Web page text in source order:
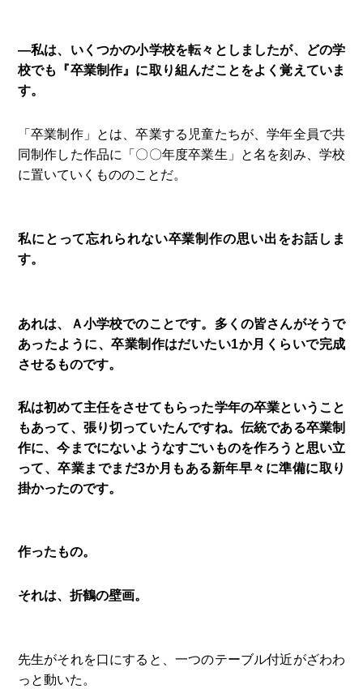
—私は、いくつかの小学校を転々としましたが、どの学
校でも『卒業制作』に取り組んだことをよく覚えていま
す。
「卒業制作」とは、卒業する児童たちが、学年全員で共
同制作した作品に「〇〇年度卒業生」と名を刻み、学校
に置いていくもののことだ。
私にとって忘れられない卒業制作の思い出をお話しま
す。
あれは、Ａ小学校でのことです。多くの皆さんがそうで
あったように、卒業制作はだいたい1か月くらいで完成
させるものです。
私は初めて主任をさせてもらった学年の卒業ということ
もあって、張り切っていたんですね。伝統である卒業制
作に、今までにないようなすごいものを作ろうと思い立
って、卒業までまだ3か月もある新年早々に準備に取り
掛かったのです。
作ったもの。
それは、折鶴の壁画。
先生がそれを口にすると、一つのテーブル付近がざわわ
っと動いた。